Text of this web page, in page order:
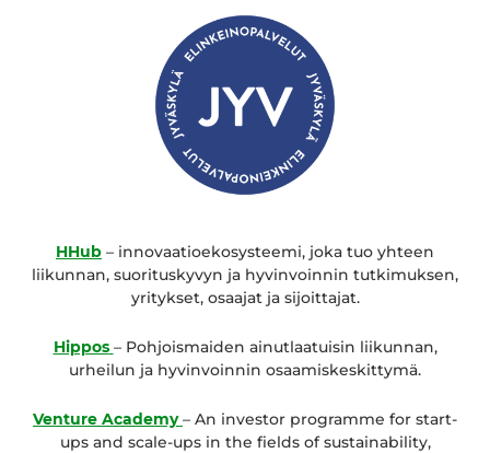
HHub – innovaatioekosysteemi, joka tuo yhteen
liikunnan, suorituskyvyn ja hyvinvoinnin tutkimuksen,
yritykset, osaajat ja sijoittajat.
Hippos – Pohjoismaiden ainutlaatuisin liikunnan,
urheilun ja hyvinvoinnin osaamiskeskittymä.
Venture Academy – An investor programme for start-
ups and scale-ups in the fields of sustainability,